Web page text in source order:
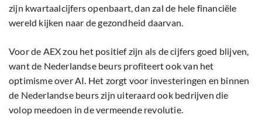
zijn kwartaalcijfers openbaart, dan zal de hele financiële
wereld kijken naar de gezondheid daarvan.
Voor de AEX zou het positief zijn als de cijfers goed blijven,
want de Nederlandse beurs profiteert ook van het
optimisme over AI. Het zorgt voor investeringen en binnen
de Nederlandse beurs zijn uiteraard ook bedrijven die
volop meedoen in de vermeende revolutie.